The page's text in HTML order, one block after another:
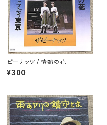
ピーナッツ / 情熱の花
¥300